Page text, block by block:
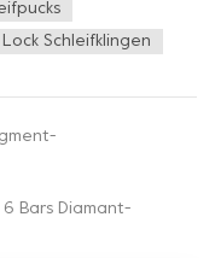
Lock Schleifklingen
Bars Diamant-